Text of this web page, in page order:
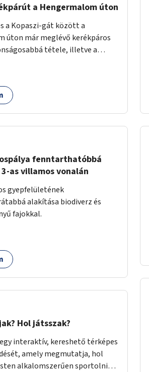
a Hengermalom úton
a Kopaszi-gát között a
úton már meglévő kerékpáros
tétele, illetve a
útvonal alakítható ki,
között iskolákhoz, kulturális
fenntarthatóbbá
as villamos vonalán
gyepfelületének
alakítása biodiverz és
fajokkal.
Hol játsszak?
interaktív, kereshető térképes
amely megmutatja, hol
alkalomszerűen sportolni